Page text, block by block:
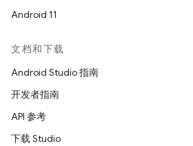
Android 11
文档和下载
Android Studio 指南
开发者指南
API 参考
下载 Studio